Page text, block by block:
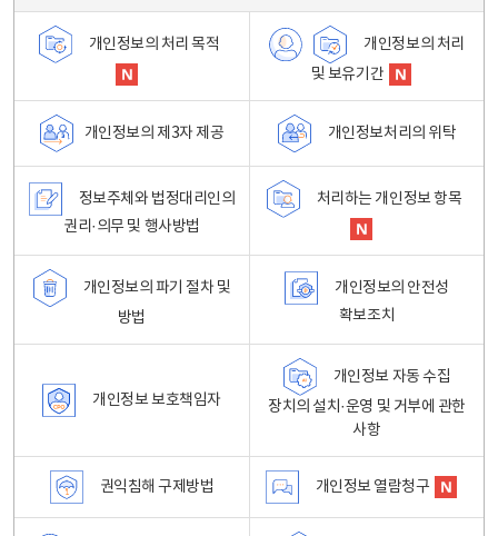
개인정보의 처리 목적
개인정보의 처리
및 보유기간
개인정보의 제3자 제공 개인정보처리의 위탁
정보주체와 법정대리인의
권리·의무 및 행사방법
처리하는 개인정보 항목
개인정보의 파기 절차 및
방법
개인정보의 안전성
확보조치
개인정보 보호책임자
개인정보 자동 수집
장치의 설치·운영 및 거부에 관한
사항
권익침해 구제방법 개인정보 열람청구